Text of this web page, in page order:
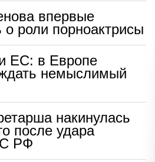
впервые
о роли порноактрисы
ЕС: в Европе
немыслимый
накинулась
после удара
РФ